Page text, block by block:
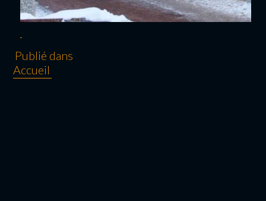
Publié dans
Accueil